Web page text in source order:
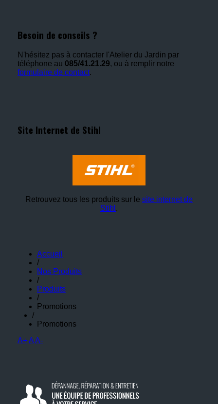
Besoin de conseils ?
N'hésitez pas à contacter l'Atelier du Jardin par
téléphone au 085/41.21.29, ou à remplir notre
formulaire de contact.
Site Internet de Stihl
Retrouvez tous les produits sur le site internet de
Stihl .
Accueil
/
Nos Produits
/
Produits
/
Promotions
/
Promotions
A+AA-